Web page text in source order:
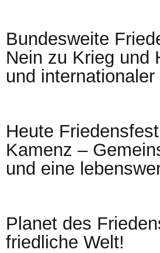
Bundesweite
Nein zu Krieg und
und
Heute
Kamenz –
und eine
Planet des
friedliche Welt!